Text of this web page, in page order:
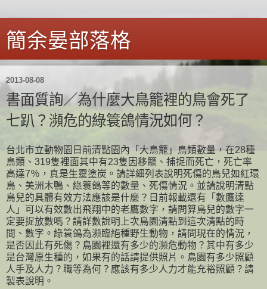
簡余晏部落格
2013-08-08
書面質詢／為什麼大鳥籠裡的鳥會死了
七趴？瀕危的綠簑鴿情況如何？
台北市立動物園日前清點園內「大鳥籠」鳥類數量，在28種
鳥類、319隻裡面其中有23隻因移籠、捕捉而死亡，死亡率
高達7％，真是生靈塗炭。請詳細列表說明死傷的鳥兒如紅環
鳥、美洲木鴨、綠簑鴿等的數量、死傷情況。並請說明清點
鳥兒的具體有效方法應該是什麼？日前報載還有「數鷹達
人」可以有效數出飛翔中的老鷹數字，請問算鳥兒的數字一
定要捉放數嗎？請詳數說明上次鳥園清點到這次清點的時
間、數字。綠簑鴿為瀕臨絕種野生動物，請問現在的情況，
是否因此有死傷？鳥園裡還有多少的瀕危動物？其中有多少
是台灣原生種的，如果有的話請提供照片。鳥園有多少照顧
人手及人力？職等為何？應該有多少人力才能充裕照顧？請
製表說明。